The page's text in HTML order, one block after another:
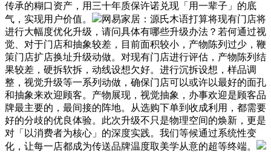
传承的糊口资产，用三十年质保许诺兑现「用一辈子」的底
气，实现用户价值。
网易家居：源氏木语打算将现有门店将
进行大幅度优化升级，请问具体有哪些升级办法？若何通过视
觉、对于门店和抽象较差，目前面积较小，产物陈列过少，鞭
策门店扩店换址升级动做。对现有门店进行评估，产物陈列结
果较差，硬拆软拆，动线设想欠好。进行沉拆设想，样品调
整，视觉升级等一系列动做，确保门店可以或许以最好的面孔
和抽象来欢迎顾客。产物展现，视觉抽象，办事欢迎是顾客品
牌最主要的，最间接的阵地。从选购下单到收成利用，都需要
好的分歧的优良体验。此次升级不只是物理空间的焕新，更是
对「以消费者为核心」的深度实践。我们等候通过系统性变
化，让每一店都成为传送品牌温度取美学从意的超等终端。